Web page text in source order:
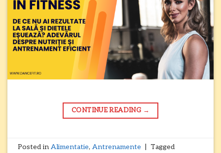
CONTINUE READING →
Posted inAlimentatie,Antrenamente
Tagged